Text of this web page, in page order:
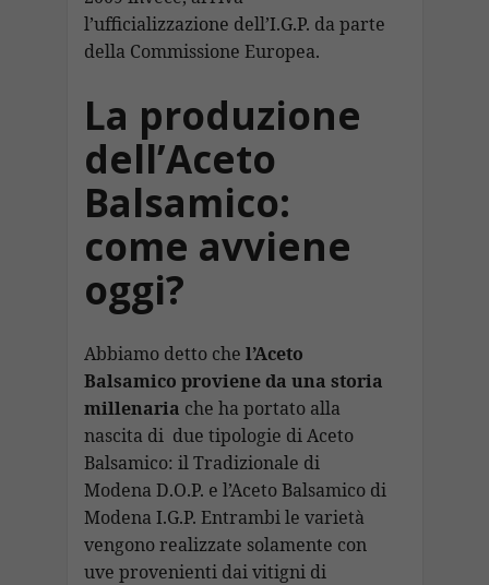
l’ufficializzazione dell’I.G.P. da parte
della Commissione Europea.
La produzione
dell’Aceto
Balsamico:
come avviene
oggi?
Abbiamo detto che l’Aceto
Balsamico proviene da una storia
millenaria che ha portato alla
nascita di due tipologie di Aceto
Balsamico: il Tradizionale di
Modena D.O.P. e l’Aceto Balsamico di
Modena I.G.P. Entrambi le varietà
vengono realizzate solamente con
uve provenienti dai vitigni di